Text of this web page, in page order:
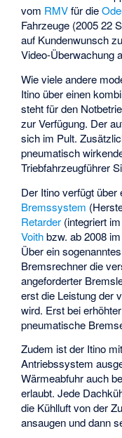
vom RMVfür die
Fahrzeuge (2005 22
auf Kundenwunsch
Video-Überwachung
Wie viele andere
Itino über einen
steht für den
zur Verfügung. Der
sich im Pult.
pneumatisch
Triebfahrzeugführer
Der Itino verfügt
Bremssystem
Retarder (integriert
Voithbzw. ab 2008
Über ein
Bremsrechner die
angeforderter
erst die Leistung der
wird. Erst bei
pneumatische
Zudem ist der Itino
Antriebssystem
Wärmeabfuhr auch
erlaubt. Jede
die Kühlluft von der
ansaugen und dann